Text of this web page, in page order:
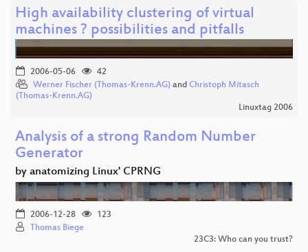
High availability clustering of virtual
machines ? possibilities and pitfalls
2006-05-06
42
Werner Fischer (Thomas-Krenn.AG) and Christoph Mitasch
(Thomas-Krenn.AG)
Linuxtag 2006
Analysis of a strong Random Number
Generator
by anatomizing Linux' CPRNG
2006-12-28
123
Thomas Biege
23C3: Who can you trust?